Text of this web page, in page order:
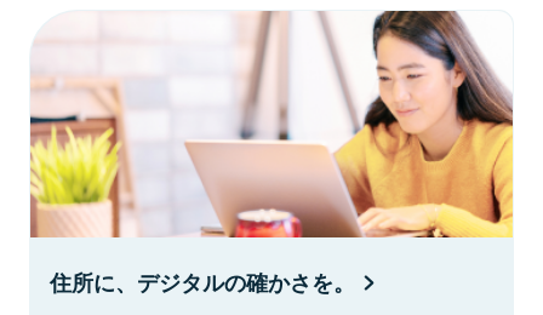
住所に、デジタルの確かさを。